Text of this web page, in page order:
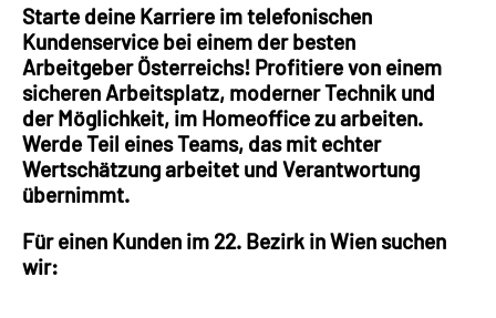
Starte deine Karriere im telefonischen
Kundenservice bei einem der besten
Arbeitgeber Österreichs! Profitiere von einem
sicheren Arbeitsplatz, moderner Technik und
der Möglichkeit, im Homeoffice zu arbeiten.
Werde Teil eines Teams, das mit echter
Wertschätzung arbeitet und Verantwortung
übernimmt.
Für einen Kunden im 22. Bezirk in Wien suchen
wir: